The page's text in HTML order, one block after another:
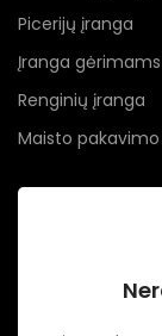
Picerijų įranga
Įranga gėrimams
Renginių įranga
Maisto